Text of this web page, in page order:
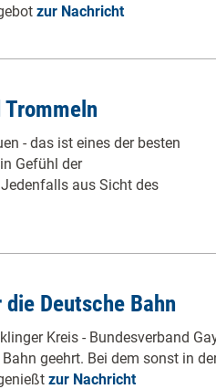
zur Nachricht
- das ist eines der besten
Gefühl der
aus Sicht des
Deutsche Bahn
Kreis - Bundesverband
geehrt. Bei dem sonst in
zur Nachricht